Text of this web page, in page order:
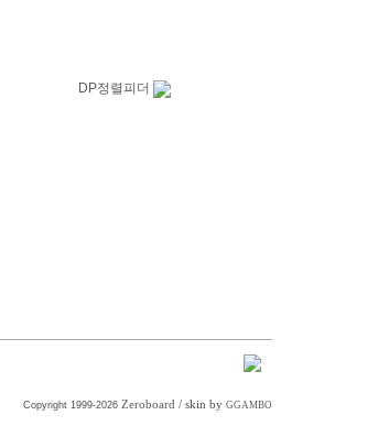
DP정렬피더
Copyright 1999-2026 Zeroboard / skin by GGAMBO